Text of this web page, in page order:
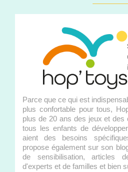
Parce que ce qui est
plus confortable pour tous,
plus de 20 ans des jeux et des
tous les enfants de
aient des besoins
propose également sur son
de sensibilisation, articles
d'experts et de familles et bien